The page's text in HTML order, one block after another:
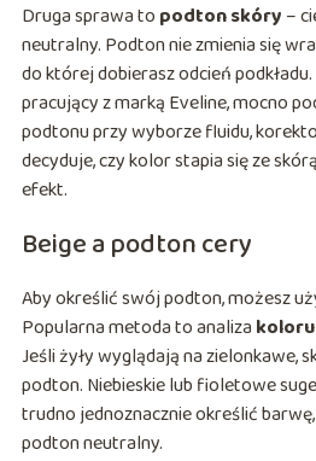
Druga sprawa to podton skóry –
neutralny. Podton nie zmienia się
do której dobierasz odcień
pracujący z marką Eveline, mocno
podtonu przy wyborze fluidu,
decyduje, czy kolor stapia się ze
efekt.
Beige a podton cery
Aby określić swój podton, możesz
Popularna metoda to analiza
Jeśli żyły wyglądają na zielonkawe,
podton. Niebieskie lub fioletowe
trudno jednoznacznie określić
podton neutralny.